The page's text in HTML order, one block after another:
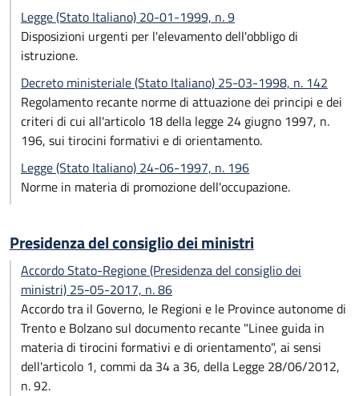
Legge (Stato Italiano) 20-01-1999, n. 9
Disposizioni urgenti per l'elevamento dell'obbligo di
istruzione.
Decreto ministeriale (Stato Italiano) 25-03-1998, n. 142
Regolamento recante norme di attuazione dei principi e dei
criteri di cui all'articolo 18 della legge 24 giugno 1997, n.
196, sui tirocini formativi e di orientamento.
Legge (Stato Italiano) 24-06-1997, n. 196
Norme in materia di promozione dell'occupazione.
Presidenza del consiglio dei ministri
Accordo Stato-Regione (Presidenza del consiglio dei
ministri) 25-05-2017, n. 86
Accordo tra il Governo, le Regioni e le Province autonome di
Trento e Bolzano sul documento recante "Linee guida in
materia di tirocini formativi e di orientamento", ai sensi
dell'articolo 1, commi da 34 a 36, della Legge 28/06/2012,
n. 92.